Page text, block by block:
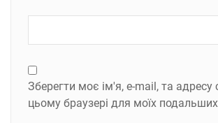
Зберегти моє ім'я, e-mail, та адресу
цьому браузері для моїх